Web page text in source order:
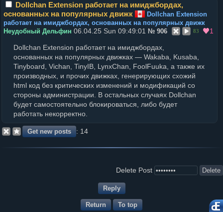
Dollchan Extension работает на имиджбордах,
основанных на популярных движк
Dollchan Extension
работает на имиджбордах, основанных на популярных движк
Неудобный Дельфин 06.04.25 Sun 09:49:01 № 906 83 1
Dollchan Extension работает на имиджбордах,
основанных на популярных движках — Wakaba, Kusaba,
Tinyboard, Vichan, TinyIB, LynxChan, FoolFuuka, а также их
производных, и прочих движках, генерирующих схожий
html код без критических изменений и модификаций со
стороны администрации. В остальных случаях Dollchan
будет самостоятельно блокироваться, либо будет
работать некорректно.
12
Delete Post
Return To top